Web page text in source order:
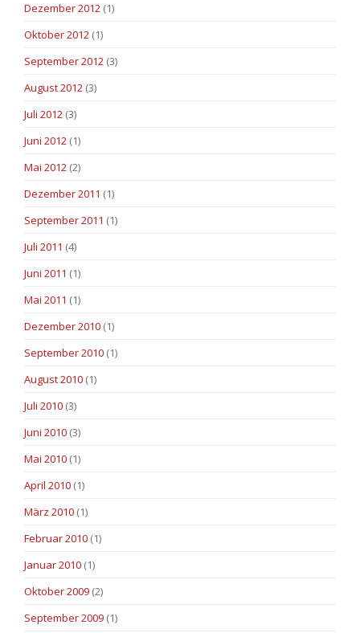
Dezember 2012 (1)
Oktober 2012 (1)
September 2012 (3)
August 2012 (3)
Juli 2012 (3)
Juni 2012 (1)
Mai 2012 (2)
Dezember 2011 (1)
September 2011 (1)
Juli 2011 (4)
Juni 2011 (1)
Mai 2011 (1)
Dezember 2010 (1)
September 2010 (1)
August 2010 (1)
Juli 2010 (3)
Juni 2010 (3)
Mai 2010 (1)
April 2010 (1)
März 2010 (1)
Februar 2010 (1)
Januar 2010 (1)
Oktober 2009 (2)
September 2009 (1)